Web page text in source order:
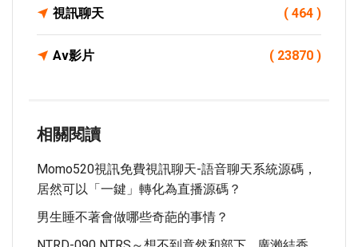
視訊聊天 ( 464 )
Av影片 ( 23870 )
相關閱讀
Momo520視訊免費視訊聊天-語音聊天系統源碼，
居然可以「一鍵」轉化為直播源碼？
男生睡不著會做哪些奇葩的事情？